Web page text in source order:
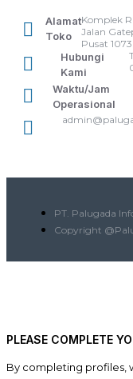
Alamat
Toko
Komplek
Jalan
Pusat
Hubungi
Kami
Waktu/Jam
Operasional
PT. Palugada
Copyright
PLEASE COMPLETE
By completing profiles,